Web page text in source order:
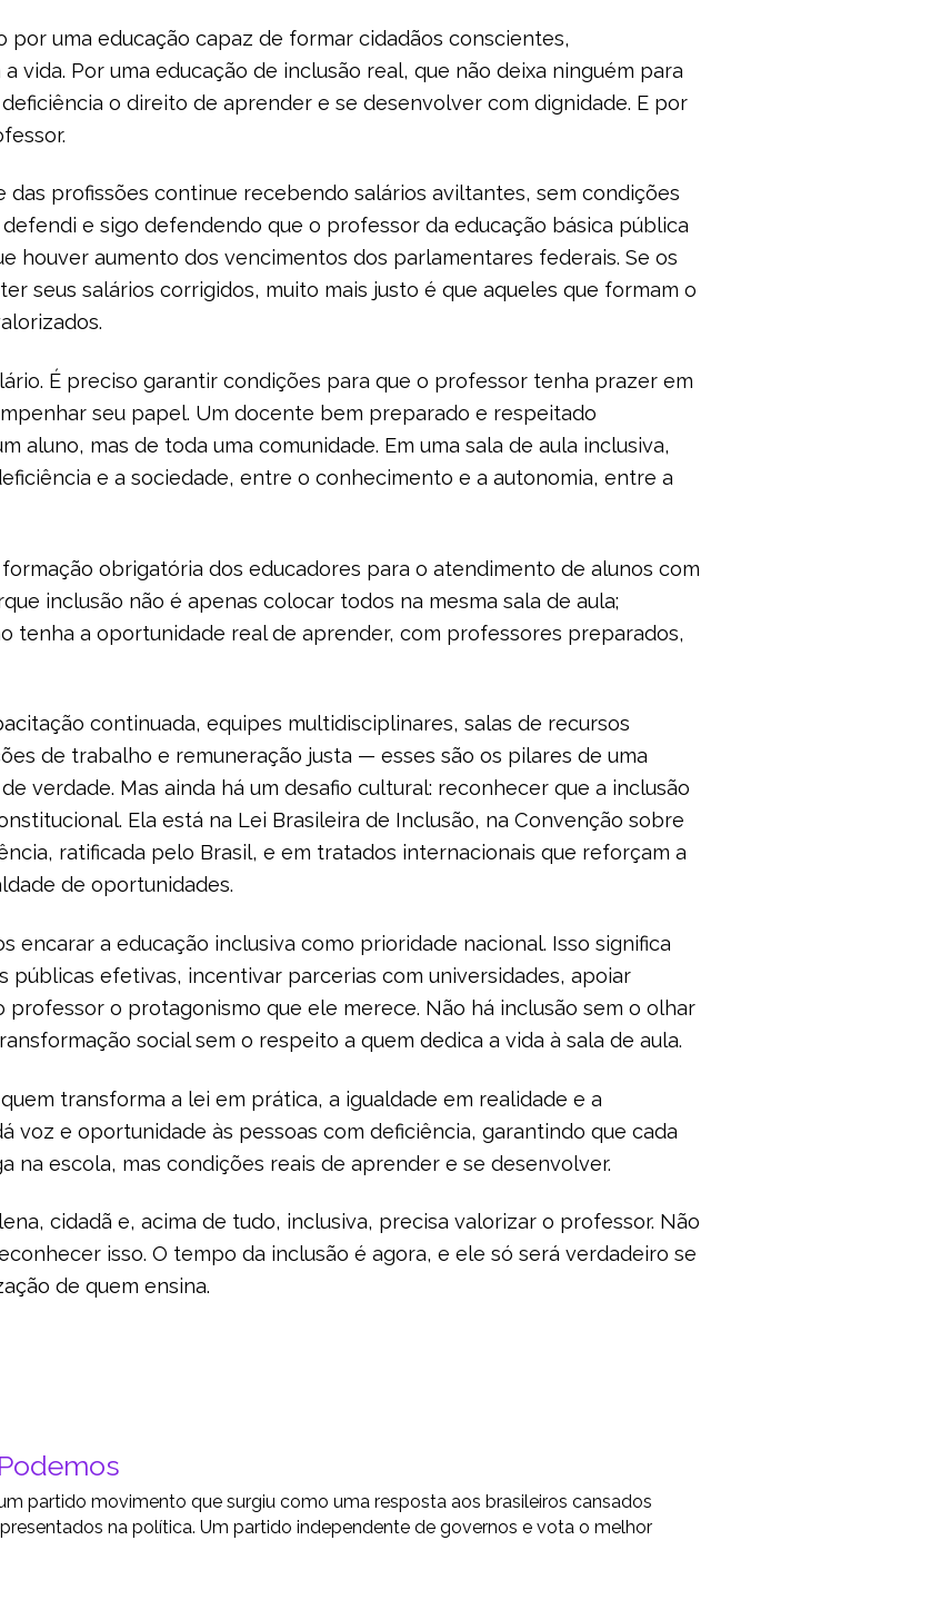
por uma educação capaz de formar cidadãos conscientes,
vida. Por uma educação de inclusão real, que não deixa ninguém para
o direito de aprender e se desenvolver com dignidade. E por
das profissões continue recebendo salários aviltantes, sem condições
e sigo defendendo que o professor da educação básica pública
houver aumento dos vencimentos dos parlamentares federais. Se os
seus salários corrigidos, muito mais justo é que aqueles que formam o
É preciso garantir condições para que o professor tenha prazer em
seu papel. Um docente bem preparado e respeitado
aluno, mas de toda uma comunidade. Em uma sala de aula inclusiva,
e a sociedade, entre o conhecimento e a autonomia, entre a
obrigatória dos educadores para o atendimento de alunos com
inclusão não é apenas colocar todos na mesma sala de aula;
tenha a oportunidade real de aprender, com professores preparados,
continuada, equipes multidisciplinares, salas de recursos
de trabalho e remuneração justa — esses são os pilares de uma
verdade. Mas ainda há um desafio cultural: reconhecer que a inclusão
Ela está na Lei Brasileira de Inclusão, na Convenção sobre
ratificada pelo Brasil, e em tratados internacionais que reforçam a
de oportunidades.
encarar a educação inclusiva como prioridade nacional. Isso significa
públicas efetivas, incentivar parcerias com universidades, apoiar
o protagonismo que ele merece. Não há inclusão sem o olhar
social sem o respeito a quem dedica a vida à sala de aula.
transforma a lei em prática, a igualdade em realidade e a
voz e oportunidade às pessoas com deficiência, garantindo que cada
na escola, mas condições reais de aprender e se desenvolver.
cidadã e, acima de tudo, inclusiva, precisa valorizar o professor. Não
isso. O tempo da inclusão é agora, e ele só será verdadeiro se
de quem ensina.
partido movimento que surgiu como uma resposta aos brasileiros cansados
na política. Um partido independente de governos e vota o melhor